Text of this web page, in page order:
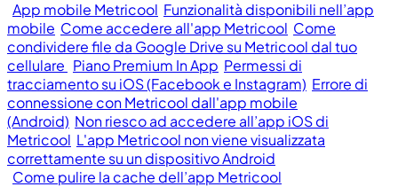
App mobile Metricool Funzionalità disponibili nell’app
mobile Come accedere all'app Metricool Come
condividere file da Google Drive su Metricool dal tuo
cellulare Piano Premium In App Permessi di
tracciamento su iOS (Facebook e Instagram) Errore di
connessione con Metricool dall'app mobile
(Android) Non riesco ad accedere all’app iOS di
Metricool L'app Metricool non viene visualizzata
correttamente su un dispositivo Android
Come pulire la cache dell’app Metricool